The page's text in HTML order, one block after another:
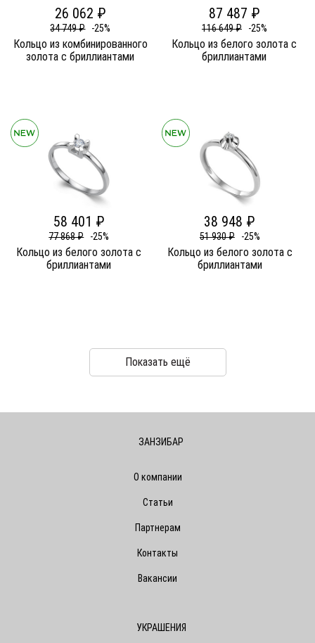
26 062 ₽
34 749 ₽ -25%
Кольцо из комбинированного
золота c бриллиантами
87 487 ₽
116 649 ₽ -25%
Кольцо из белого золота c
бриллиантами
58 401 ₽
77 868 ₽ -25%
Кольцо из белого золота c
бриллиантами
38 948 ₽
51 930 ₽ -25%
Кольцо из белого золота c
бриллиантами
Показать ещё
ЗАНЗИБАР
О компании
Статьи
Партнерам
Контакты
Вакансии
УКРАШЕНИЯ